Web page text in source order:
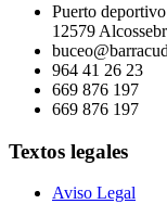
Puerto
12579
964 41 26 23
669 876 197
669 876 197
Textos legales
Aviso Legal